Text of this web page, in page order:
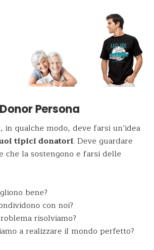
Persona
in qualche modo, deve farsi un’idea
tipici donatori. Deve guardare
che la sostengono e farsi delle
bene?
con noi?
risolviamo?
a realizzare il mondo perfetto?